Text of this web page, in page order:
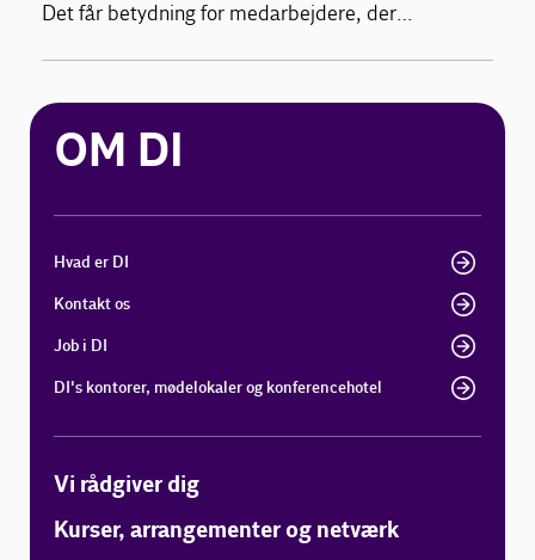
Det får betydning for medarbejdere, der…
OM DI
Hvad er DI
Kontakt os
Job i DI
DI's kontorer, mødelokaler og konferencehotel
Vi rådgiver dig
Kurser, arrangementer og netværk